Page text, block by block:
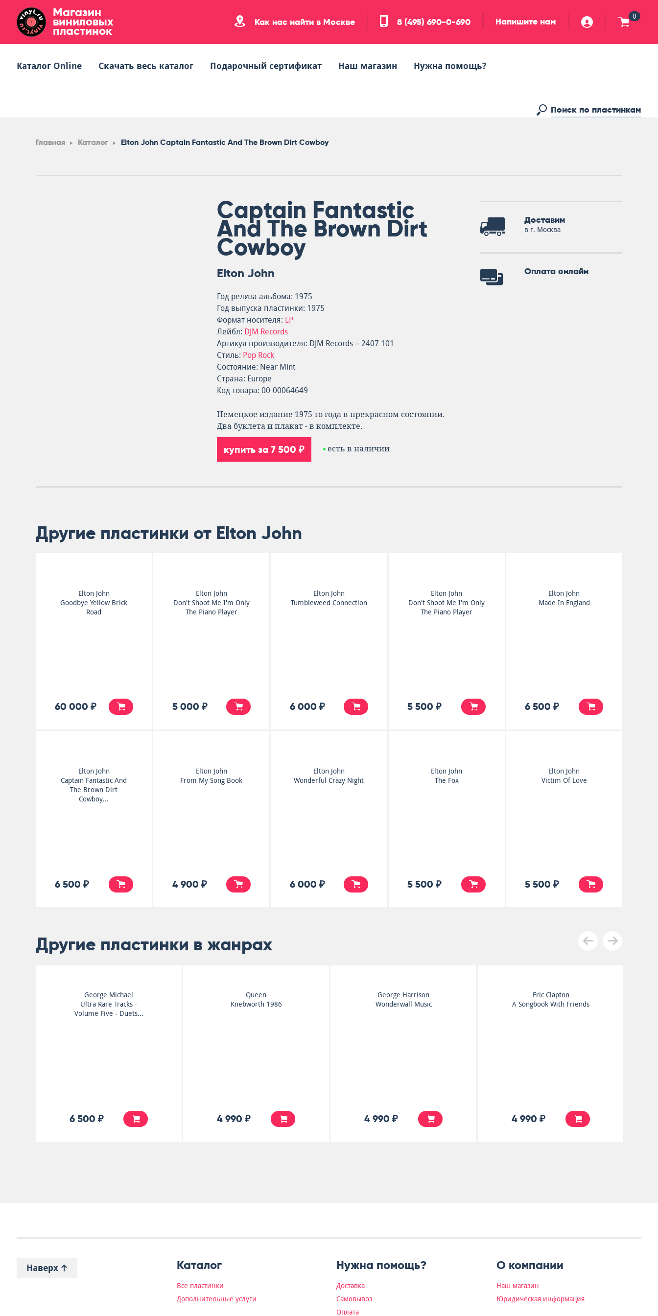
Магазин
виниловых
пластинок
Как нас найти в Москве 8 (495) 690-0-690 Напишите нам 0
Каталог Online Скачать весь каталог Подарочный сертификат Наш магазин Нужна помощь?
Главная Каталог Elton John Captain Fantastic And The Brown Dirt Cowboy
Captain Fantastic
And The Brown Dirt
Cowboy
Elton John
Год релиза альбома: 1975
Год выпуска пластинки: 1975
Формат носителя: LP
Лейбл: DJM Records
Артикул производителя: DJM Records – 2407 101
Стиль: Pop Rock
Состояние: Near Mint
Страна: Europe
Код товара: 00-00064649
Немецкое издание 1975-го года в прекрасном состоянии.
Два буклета и плакат - в комплекте.
купить за 7 500 ₽ есть в наличии
Доставим
в г. Москва
Оплата онлайн
Другие пластинки от Elton John
Elton John
Goodbye Yellow Brick
Road
60 000 ₽
Elton John
Don't Shoot Me I'm Only
The Piano Player
5 000 ₽
Elton John
Tumbleweed Connection
6 000 ₽
Elton John
Don't Shoot Me I'm Only
The Piano Player
5 500 ₽
Elton John
Made In England
6 500 ₽
Elton John
Captain Fantastic And
The Brown Dirt
Cowboy...
6 500 ₽
Elton John
From My Song Book
4 900 ₽
Elton John
Wonderful Crazy Night
6 000 ₽
Elton John
The Fox
5 500 ₽
Elton John
Victim Of Love
5 500 ₽
Другие пластинки в жанрах
George Michael
Ultra Rare Tracks -
Volume Five - Duets...
6 500 ₽
Queen
Knebworth 1986
4 990 ₽
George Harrison
Wonderwall Music
4 990 ₽
Eric Clapton
A Songbook With Friends
4 990 ₽
Наверх Каталог
Все пластинки
Дополнительные услуги
Нужна помощь?
Доставка
Самовывоз
Оплата
О компании
Наш магазин
Юридическая информация